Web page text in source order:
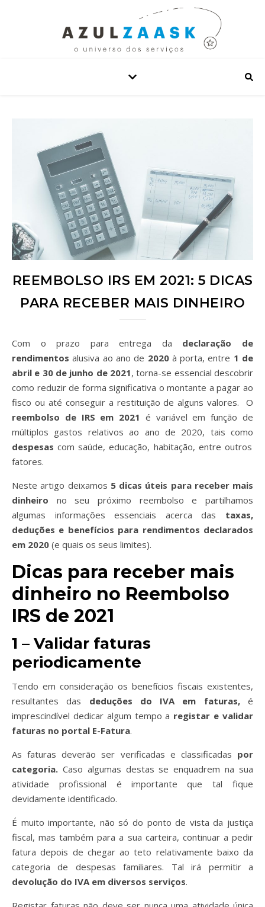
REEMBOLSO IRS EM 2021: 5 DICAS
PARA RECEBER MAIS DINHEIRO
Com o prazo para entrega da declaração de
rendimentosalusiva ao ano de 2020à porta, entre 1 de
abril e 30 de junho de 2021, torna-se essencial descobrir
como reduzir de forma significativa o montante a pagar ao
fisco ou até conseguir a restituição de alguns valores. O
reembolso de IRS em 2021 é variável em função de
múltiplos gastos relativos ao ano de 2020, tais como
despesascom saúde, educação, habitação, entre outros
fatores.
Neste artigo deixamos 5 dicas úteis para receber mais
dinheiro no seu próximo reembolso e partilhamos
algumas informações essenciais acerca das taxas,
deduções e benefícios para rendimentos declarados
em 2020 (e quais os seus limites).
Dicas para receber mais
dinheiro no Reembolso
IRS de 2021
1 – Validar faturas
periodicamente
Tendo em consideração os benefícios fiscais existentes,
resultantes das deduções do IVA em faturas,é
imprescindível dedicar algum tempo a registar e validar
faturas no portal E-Fatura.
As faturas deverão ser verificadas e classificadas por
categoria. Caso algumas destas se enquadrem na sua
atividade profissional é importante que tal fique
devidamente identificado.
É muito importante, não só do ponto de vista da justiça
fiscal, mas também para a sua carteira, continuar a pedir
fatura depois de chegar ao teto relativamente baixo da
categoria de despesas familiares. Tal irá permitir a
devolução do IVA em diversos serviços.